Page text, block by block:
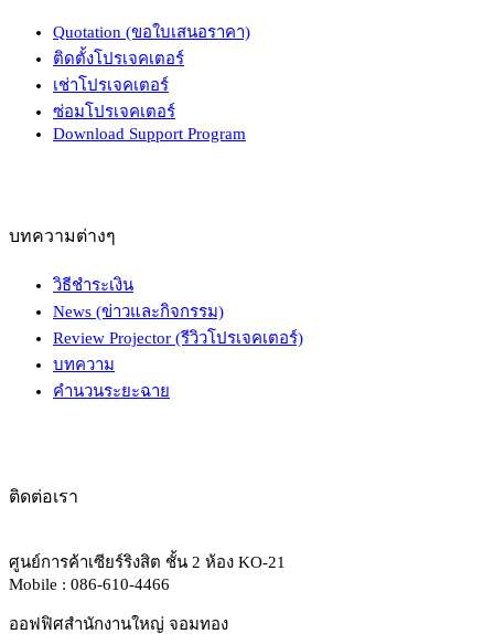
Quotation (ขอใบเสนอราคา)
ติดตั้งโปรเจคเตอร์
เช่าโปรเจคเตอร์
ซ่อมโปรเจคเตอร์
Download Support Program
บทความต่างๆ
วิธีชำระเงิน
News (ข่าวและกิจกรรม)
Review Projector (รีวิวโปรเจคเตอร์)
บทความ
คำนวนระยะฉาย
ติดต่อเรา
ศูนย์การค้าเซียร์ริงสิต ชั้น 2 ห้อง KO-21
Mobile : 086-610-4466
ออฟฟิศสำนักงานใหญ่ จอมทอง